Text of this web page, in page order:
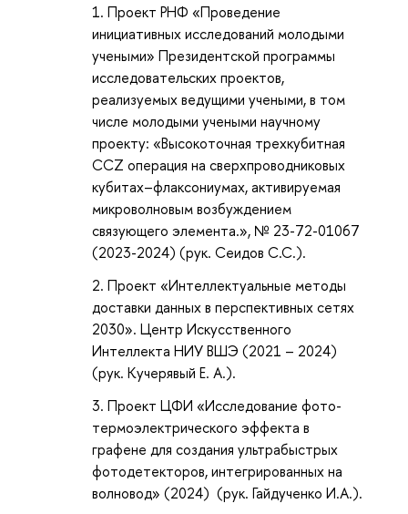
Проект РНФ «Проведение
инициативных исследований молодыми
учеными» Президентской программы
исследовательских проектов,
реализуемых ведущими учеными, в том
числе молодыми учеными научному
проекту: «Высокоточная трехкубитная
ССZ операция на сверхпроводниковых
кубитах–флаксониумах, активируемая
микроволновым возбуждением
связующего элемента.», № 23-72-01067
(2023-2024) (рук. Сеидов С.С.).
Проект «Интеллектуальные методы
доставки данных в перспективных сетях
2030». Центр Искусственного
Интеллекта НИУ ВШЭ (2021 – 2024)
(рук. Кучерявый Е. А.).
Проект ЦФИ «Исследование фото-
термоэлектрического эффекта в
графене для создания ультрабыстрых
фотодетекторов, интегрированных на
волновод» (2024) (рук. Гайдученко И.А.).